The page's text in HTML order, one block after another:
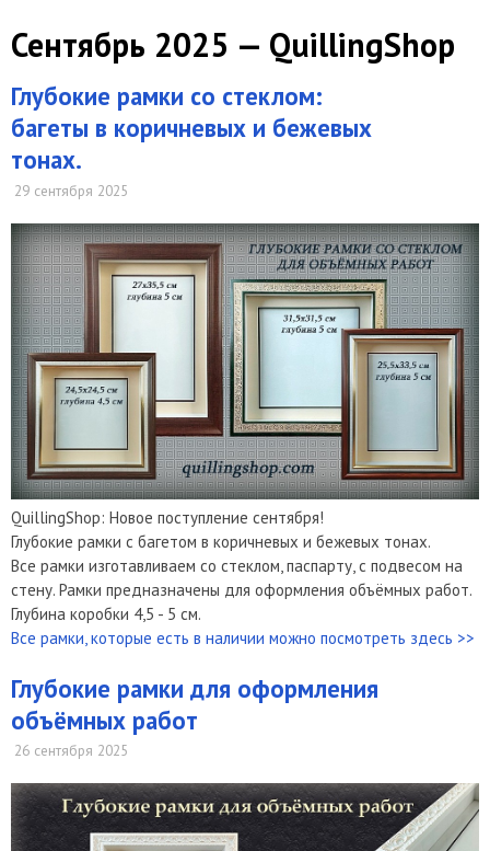
Сентябрь 2025 — QuillingShop
Глубокие рамки со стеклом:
багеты в коричневых и бежевых
тонах.
29 сентября 2025
QuillingShop: Новое поступление сентября!
Глубокие рамки с багетом в коричневых и бежевых тонах.
Все рамки изготавливаем со стеклом, паспарту, с подвесом на
стену. Рамки предназначены для оформления объёмных работ.
Глубина коробки 4,5 - 5 см.
Все рамки, которые есть в наличии можно посмотреть здесь >>
Глубокие рамки для оформления
объёмных работ
26 сентября 2025